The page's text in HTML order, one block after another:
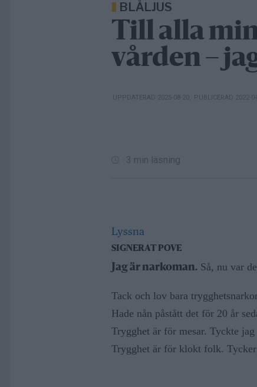
BLÅLJUS
Till alla
vården –
UPPDATERAD 2025-08-20 , PUBLICERAD 2022-
3 min läsning
Lyssna
SIGNERAT POVE
Jag är narkoman.Så, nu var
Tack och lov bara
Hade nån påstått det för 20 år
Trygghet är för mesar. Tyckte jag
Trygghet är för klokt folk.